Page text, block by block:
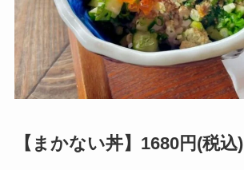
【まかない丼】1680円(税込)